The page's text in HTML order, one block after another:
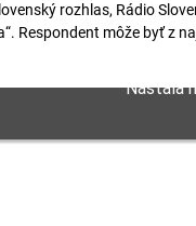
rozhlas, Rádio
Respondent môže byť z